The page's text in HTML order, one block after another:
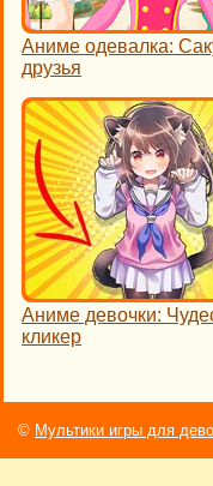
Аниме одевалка:
друзья
Аниме девочки:
кликер
© Мультики игры для